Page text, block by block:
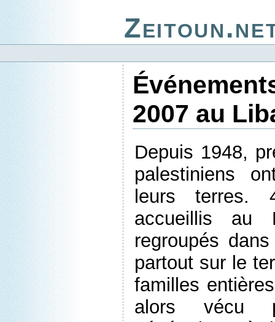
2007 au
Depuis 1948,
palestiniens
leurs
accueillis
regroupés
partout sur le
familles
alors vécu